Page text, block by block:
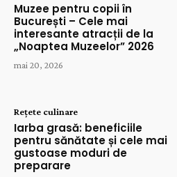
Muzee pentru copii în
București – Cele mai
interesante atracții de la
„Noaptea Muzeelor” 2026
mai 20, 2026
Rețete culinare
Iarba grasă: beneficiile
pentru sănătate și cele mai
gustoase moduri de
preparare